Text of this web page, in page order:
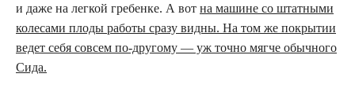
и даже на легкой гребенке. А вот на машине со штатными
колесами плоды работы сразу видны. На том же покрытии
ведет себя совсем по-другому — уж точно мягче обычного
Сида.